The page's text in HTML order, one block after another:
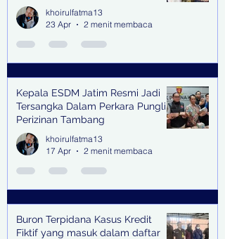
(Pasmanbaya) dalam Kegiatan
Halal Bihalal
khoirulfatma13
23 Apr
2 menit membaca
Kepala ESDM Jatim Resmi Jadi
Tersangka Dalam Perkara Pungli
Perizinan Tambang
khoirulfatma13
17 Apr
2 menit membaca
Buron Terpidana Kasus Kredit
Fiktif yang masuk dalam daftar